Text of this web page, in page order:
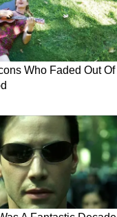
कहानी में एक और
रही अंदरूनी
ने अपने AI
Surveillance) और
Weapons) के
और रक्षा
घोषित कर दिया।
ने गोपनीय रूप से
डॉलर
खत्म हो